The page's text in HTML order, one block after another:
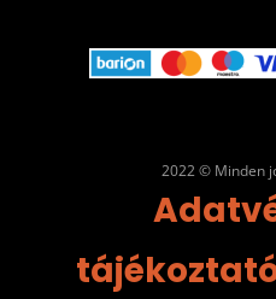
2022 © Minden